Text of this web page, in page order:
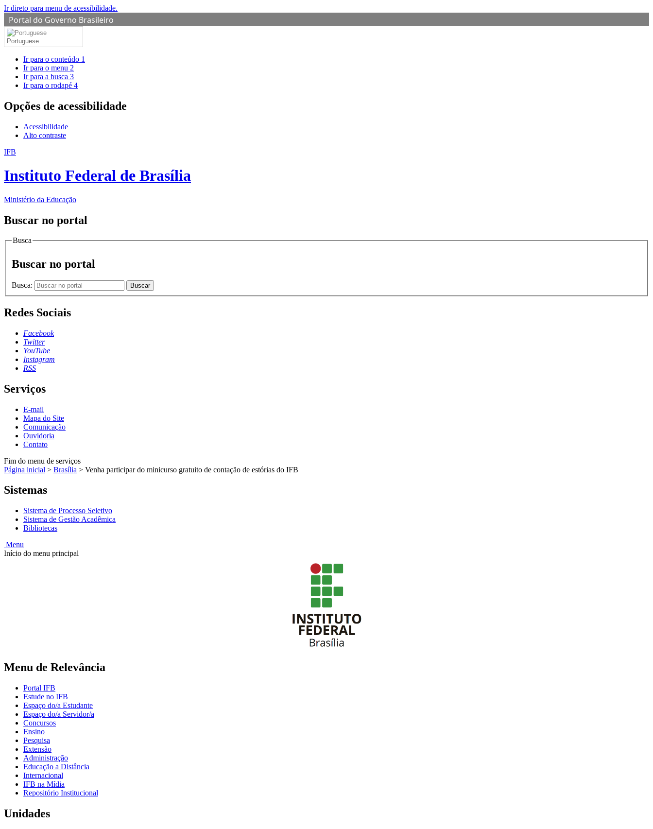
Ir direto para menu de acessibilidade.
Portal do Governo Brasileiro
Portuguese
Ir para o conteúdo 1
Ir para o menu 2
Ir para a busca 3
Ir para o rodapé 4
Opções de acessibilidade
Acessibilidade
Alto contraste
IFB
Instituto Federal de Brasília
Ministério da Educação
Buscar no portal
Busca
Buscar no portal
Busca: Buscar
Redes Sociais
Facebook
Twitter
YouTube
Instagram
RSS
Serviços
E-mail
Mapa do Site
Comunicação
Ouvidoria
Contato
Fim do menu de serviços
Página inicial > Brasília > Venha participar do minicurso gratuito de contação de estórias do IFB
Sistemas
Sistema de Processo Seletivo
Sistema de Gestão Acadêmica
Bibliotecas
Menu
Início do menu principal
Menu de Relevância
Portal IFB
Estude no IFB
Espaço do/a Estudante
Espaço do/a Servidor/a
Concursos
Ensino
Pesquisa
Extensão
Administração
Educação a Distância
Internacional
IFB na Mídia
Repositório Institucional
Unidades